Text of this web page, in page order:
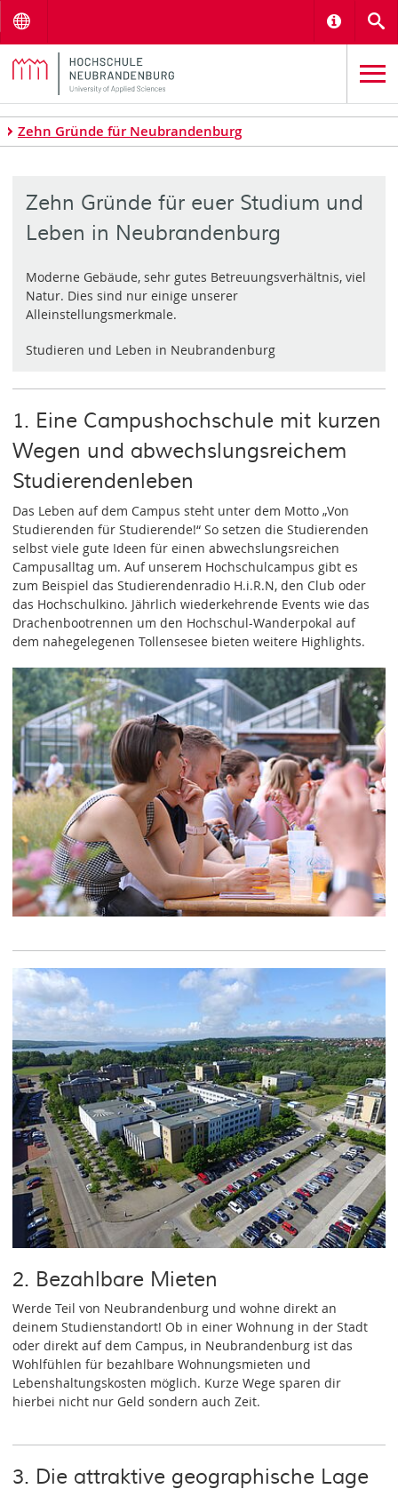
Zehn Gründe für Neubrandenburg
Zehn Gründe für euer Studium und
Leben in Neubrandenburg
Moderne Gebäude, sehr gutes Betreuungsverhältnis, viel
Natur. Dies sind nur einige unserer
Alleinstellungsmerkmale.
Studieren und Leben in Neubrandenburg
1. Eine Campushochschule mit kurzen
Wegen und abwechslungsreichem
Studierendenleben
Das Leben auf dem Campus steht unter dem Motto „Von
Studierenden für Studierende!“ So setzen die Studierenden
selbst viele gute Ideen für einen abwechslungsreichen
Campusalltag um. Auf unserem Hochschulcampus gibt es
zum Beispiel das Studierendenradio H.i.R.N, den Club oder
das Hochschulkino. Jährlich wiederkehrende Events wie das
Drachenbootrennen um den Hochschul-Wanderpokal auf
dem nahegelegenen Tollensesee bieten weitere Highlights.
2. Bezahlbare Mieten
Werde Teil von Neubrandenburg und wohne direkt an
deinem Studienstandort! Ob in einer Wohnung in der Stadt
oder direkt auf dem Campus, in Neubrandenburg ist das
Wohlfühlen für bezahlbare Wohnungsmieten und
Lebenshaltungskosten möglich. Kurze Wege sparen dir
hierbei nicht nur Geld sondern auch Zeit.
3. Die attraktive geographische Lage